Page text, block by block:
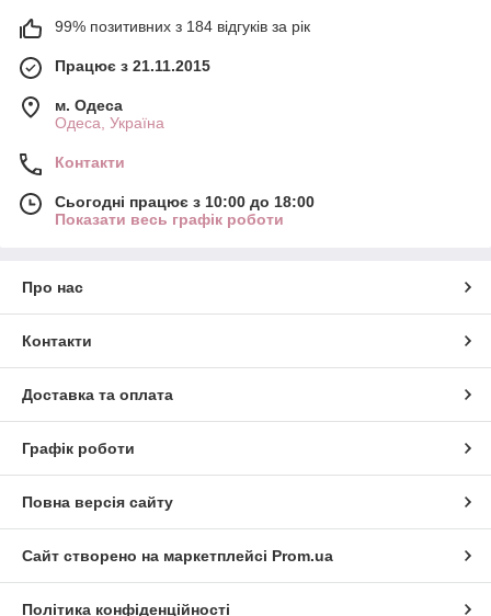
99% позитивних з 184 відгуків за рік
Працює з 21.11.2015
м. Одеса
Одеса, Україна
Контакти
Сьогодні працює з 10:00 до 18:00
Показати весь графік роботи
Про нас
Контакти
Доставка та оплата
Графік роботи
Повна версія сайту
Сайт створено на маркетплейсі Prom.ua
Політика конфіденційності